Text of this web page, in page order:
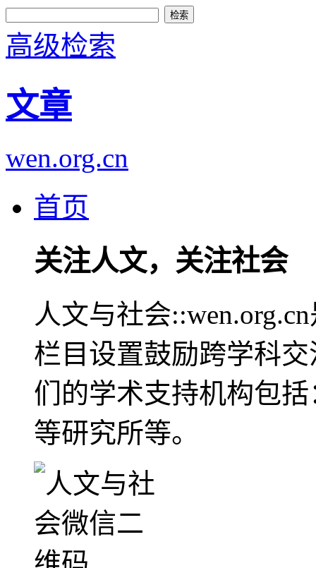
高级检索
文章
wen.org.cn
首页
关注人文，关注社会
人文与社会
栏目设置鼓励跨学科
们的学术支持机构包
等研究所等。